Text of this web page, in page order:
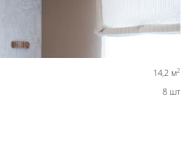
14,2 м2
8 шт